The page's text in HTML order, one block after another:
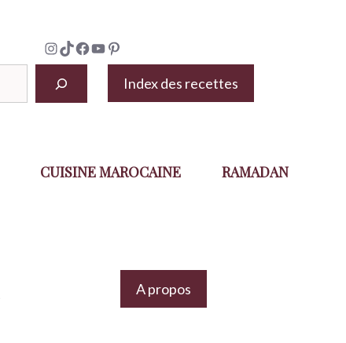
Instagram
TikTok
Facebook
YouTube
Pinterest
Index des recettes
CUISINE MAROCAINE RAMADAN
A propos